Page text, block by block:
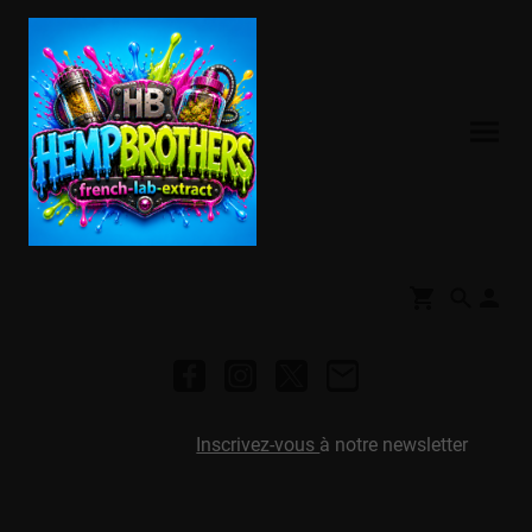
Inscrivez-vous à notre newsletter